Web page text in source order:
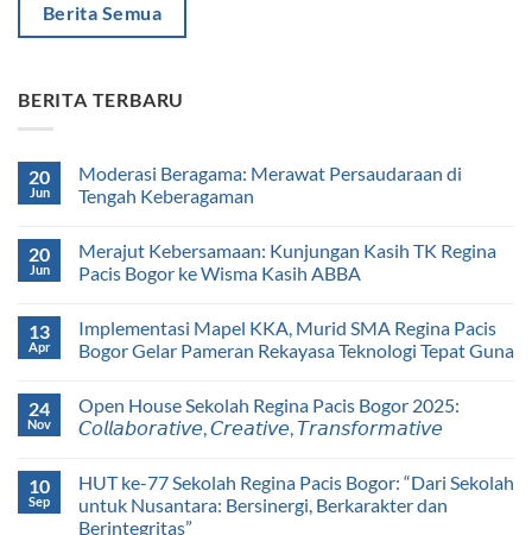
Berita Semua
BERITA TERBARU
20
Jun
Moderasi Beragama: Merawat Persaudaraan di
Tengah Keberagaman
20
Jun
Merajut Kebersamaan: Kunjungan Kasih TK Regina
Pacis Bogor ke Wisma Kasih ABBA
13
Apr
Implementasi Mapel KKA, Murid SMA Regina Pacis
Bogor Gelar Pameran Rekayasa Teknologi Tepat Guna
24
Nov
Open House Sekolah Regina Pacis Bogor 2025:
𝘊𝘰𝘭𝘭𝘢𝘣𝘰𝘳𝘢𝘵𝘪𝘷𝘦, 𝘊𝘳𝘦𝘢𝘵𝘪𝘷𝘦, 𝘛𝘳𝘢𝘯𝘴𝘧𝘰𝘳𝘮𝘢𝘵𝘪𝘷𝘦
10
Sep
HUT ke-77 Sekolah Regina Pacis Bogor: “Dari Sekolah
untuk Nusantara: Bersinergi, Berkarakter dan
Berintegritas”